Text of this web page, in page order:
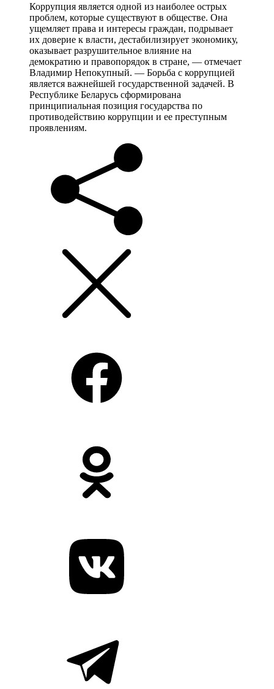
Коррупция является одной из наиболее острых
проблем, которые существуют в обществе. Она
ущемляет права и интересы граждан, подрывает
их доверие к власти, дестабилизирует экономику,
оказывает разрушительное влияние на
демократию и правопорядок в стране, — отмечает
Владимир Непокупный. — Борьба с коррупцией
является важнейшей государственной задачей. В
Республике Беларусь сформирована
принципиальная позиция государства по
противодействию коррупции и ее преступным
проявлениям.